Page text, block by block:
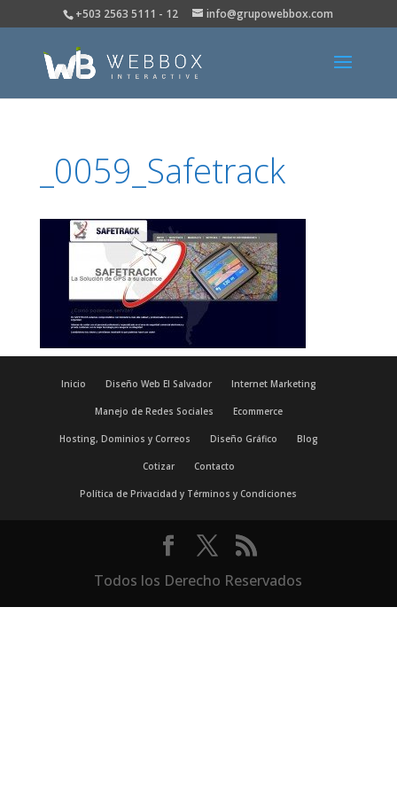
+503 2563 5111 - 12 info@grupowebbox.com
_0059_Safetrack
Inicio Diseño Web El Salvador Internet Marketing
Manejo de Redes Sociales Ecommerce
Hosting, Dominios y Correos Diseño Gráfico Blog
Cotizar Contacto
Política de Privacidad y Términos y Condiciones
Todos los Derecho Reservados